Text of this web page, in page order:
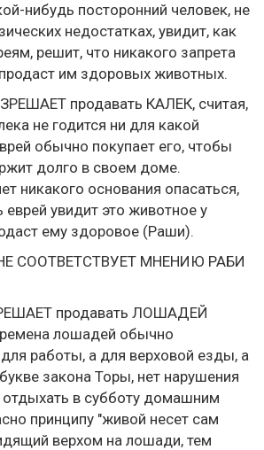
нибудь посторонний человек, не
недостатках, увидит, как
решит, что никакого запрета
им здоровых животных.
продавать КАЛЕК, считая,
не годится ни для какой
обычно покупает его, чтобы
долго в своем доме.
никакого основания опасаться,
еврей увидит это животное у
ему здоровое (Раши).
СООТВЕТСТВУЕТ МНЕНИЮ РАБИ
продавать ЛОШАДЕЙ
лошадей обычно
работы, а для верховой езды, а
закона Торы, нет нарушения
отдыхать в субботу домашним
принципу "живой несет сам
верхом на лошади, тем